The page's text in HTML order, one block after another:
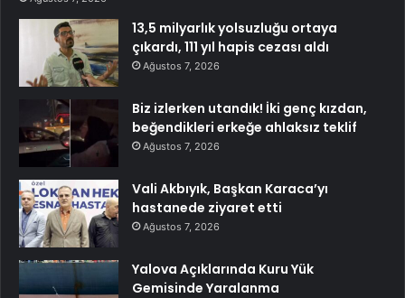
13,5 milyarlık yolsuzluğu ortaya
çıkardı, 111 yıl hapis cezası aldı
Ağustos 7, 2026
Biz izlerken utandık! İki genç kızdan,
beğendikleri erkeğe ahlaksız teklif
Ağustos 7, 2026
Vali Akbıyık, Başkan Karaca’yı
hastanede ziyaret etti
Ağustos 7, 2026
Yalova Açıklarında Kuru Yük
Gemisinde Yaralanma